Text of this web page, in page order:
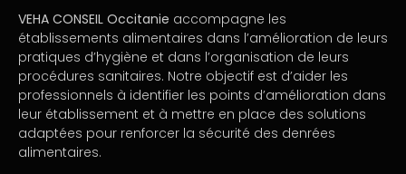
VEHA CONSEIL Occitanie accompagne les
établissements alimentaires dans l’amélioration de leurs
pratiques d’hygiène et dans l’organisation de leurs
procédures sanitaires. Notre objectif est d’aider les
professionnels à identifier les points d’amélioration dans
leur établissement et à mettre en place des solutions
adaptées pour renforcer la sécurité des denrées
alimentaires.